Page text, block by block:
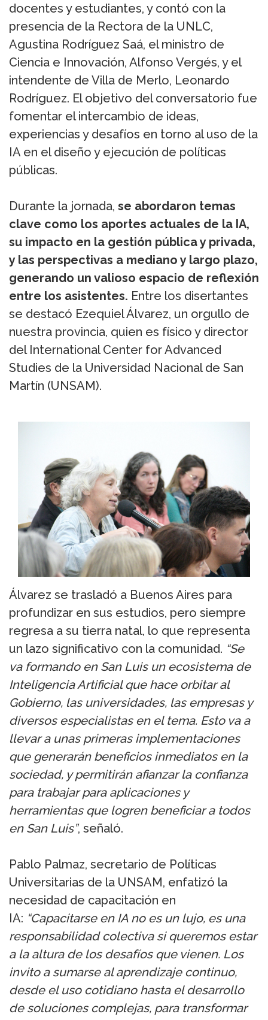
docentes y estudiantes, y contó con la
presencia de la Rectora de la UNLC,
Agustina Rodríguez Saá, el ministro de
Ciencia e Innovación, Alfonso Vergés, y el
intendente de Villa de Merlo, Leonardo
Rodríguez. El objetivo del conversatorio fue
fomentar el intercambio de ideas,
experiencias y desafíos en torno al uso de la
IA en el diseño y ejecución de políticas
públicas.
Durante la jornada, se abordaron temas
clave como los aportes actuales de la IA,
su impacto en la gestión pública y privada,
y las perspectivas a mediano y largo plazo,
generando un valioso espacio de reflexión
entre los asistentes. Entre los disertantes
se destacó Ezequiel Álvarez, un orgullo de
nuestra provincia, quien es físico y director
del International Center for Advanced
Studies de la Universidad Nacional de San
Martín (UNSAM).
Álvarez se trasladó a Buenos Aires para
profundizar en sus estudios, pero siempre
regresa a su tierra natal, lo que representa
un lazo significativo con la comunidad. “Se
va formando en San Luis un ecosistema de
Inteligencia Artificial que hace orbitar al
Gobierno, las universidades, las empresas y
diversos especialistas en el tema. Esto va a
llevar a unas primeras implementaciones
que generarán beneficios inmediatos en la
sociedad, y permitirán afianzar la confianza
para trabajar para aplicaciones y
herramientas que logren beneficiar a todos
en San Luis”, señaló.
Pablo Palmaz, secretario de Políticas
Universitarias de la UNSAM, enfatizó la
necesidad de capacitación en
IA: “Capacitarse en IA no es un lujo, es una
responsabilidad colectiva si queremos estar
a la altura de los desafíos que vienen. Los
invito a sumarse al aprendizaje continuo,
desde el uso cotidiano hasta el desarrollo
de soluciones complejas, para transformar